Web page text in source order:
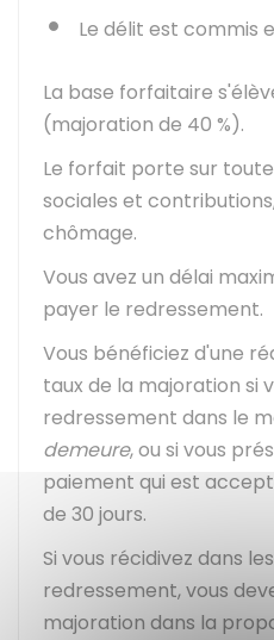
Le délit est commis
La base forfaitaire
(majoration de 40 %).
Le forfait porte sur
sociales et
chômage.
Vous avez un délai
payer le redressement.
Vous bénéficiez d'une
taux de la majoration si
redressement dans le
demeure, ou si vous
paiement qui est
de 30 jours.
Si vous récidivez dans
redressement, vous
majoration dans la